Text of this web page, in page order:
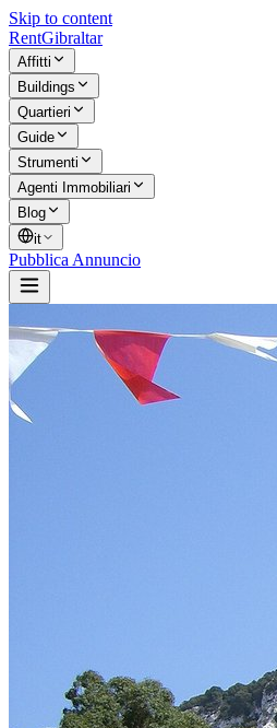
Skip to content
RentGibraltar
Affitti
Buildings
Quartieri
Guide
Strumenti
Agenti Immobiliari
Blog
it
Pubblica Annuncio